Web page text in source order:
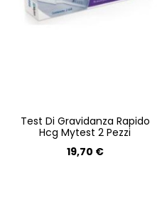
Test Di Gravidanza Rapido
Hcg Mytest 2 Pezzi
19,70 €